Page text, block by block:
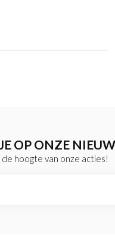
OP ONZE
de hoogte van onze acties!